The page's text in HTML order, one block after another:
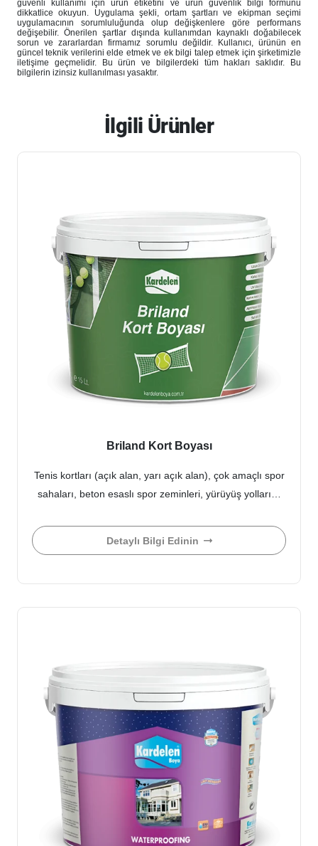
güvenli kullanımı için ürün etiketini ve ürün güvenlik bilgi formunu
dikkatlice okuyun. Uygulama şekli, ortam şartları ve ekipman seçimi
uygulamacının sorumluluğunda olup değişkenlere göre performans
değişebilir. Önerilen şartlar dışında kullanımdan kaynaklı doğabilecek
sorun ve zararlardan firmamız sorumlu değildir. Kullanıcı, ürünün en
güncel teknik verilerini elde etmek ve ek bilgi talep etmek için şirketimizle
iletişime geçmelidir. Bu ürün ve bilgilerdeki tüm hakları saklıdır. Bu
bilgilerin izinsiz kullanılması yasaktır.
İlgili Ürünler
Briland Kort Boyası
Tenis kortları (açık alan, yarı açık alan), çok amaçlı spor
sahaları, beton esaslı spor zeminleri, yürüyüş yolları…
Detaylı Bilgi Edinin